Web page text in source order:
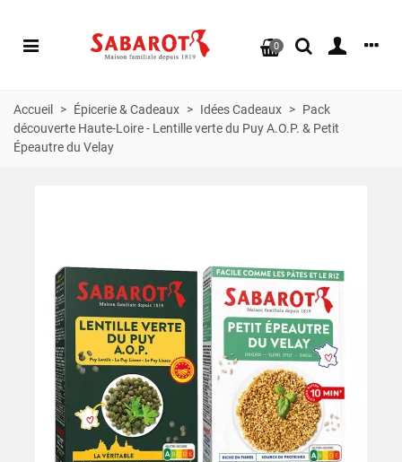
0
Accueil > Épicerie & Cadeaux > Idées Cadeaux > Pack
découverte Haute-Loire - Lentille verte du Puy A.O.P. & Petit
Épeautre du Velay